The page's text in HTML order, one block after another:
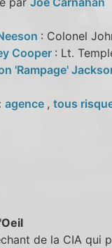
: Colonel
Cooper : Lt.
'Rampage'
agence , tous
de la CIA qui